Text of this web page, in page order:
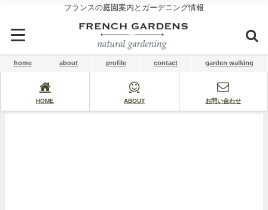
フランスの庭園案内とガーデニング情報
home about profile contact garden walking
HOME ABOUT お問い合わせ